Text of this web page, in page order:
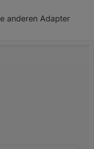
nicht funktioniert, weil
anderen Adapter